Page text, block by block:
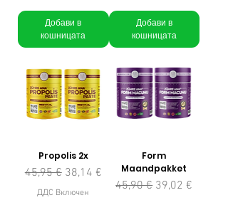
Добави в
кошницата
Добави в
кошницата
Propolis 2x
Редовна цена
45,95 € Продажна цена
38,14 €
ДДС Включен
Form
Maandpakket
Редовна цена
45,90 € Продажна цена
39,02 €